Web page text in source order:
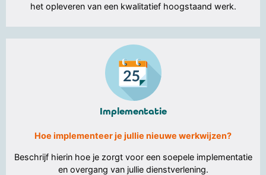
het opleveren van een kwalitatief hoogstaand werk.
Implementatie
Hoe implementeer je jullie nieuwe werkwijzen?
Beschrijf hierin hoe je zorgt voor een soepele implementatie
en overgang van jullie dienstverlening.